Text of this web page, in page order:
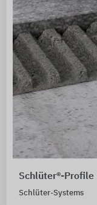
Schlüter®-Profile
Schlüter-Systems